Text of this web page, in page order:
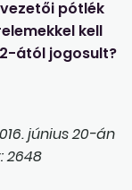
pótlék
kell
ától jogosult?
június 20-án
2648